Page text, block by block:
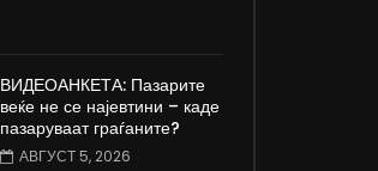
ВИДЕОАНКЕТА: Пазарите
веќе не се најевтини – каде
пазаруваат граѓаните?
АВГУСТ 5, 2026